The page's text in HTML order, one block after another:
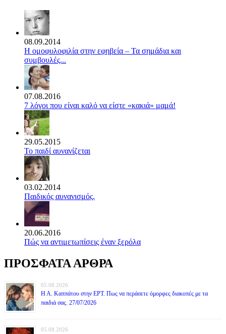
08.09.2014
Η ομοφυλοφιλία στην εφηβεία – Τα σημάδια και
συμβουλές...
07.08.2016
7 λόγοι που είναι καλό να είστε «κακιά» μαμά!
29.05.2015
Το παιδί αυνανίζεται
03.02.2014
Παιδικός αυνανισμός.
20.06.2016
Πώς να αντιμετωπίσεις έναν ξερόλα
ΠΡΟΣΦΑΤΑ ΑΡΘΡΑ
05.08.2026
Η Α. Καππάτου στην ΕΡΤ. Πως να περάσετε όμορφες διακοπές με τα
παιδιά σας. 27/07/2026
05.08.2026